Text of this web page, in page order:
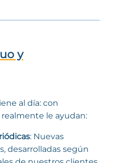
y
al día: con
le ayudan:
: Nuevas
desarrolladas según